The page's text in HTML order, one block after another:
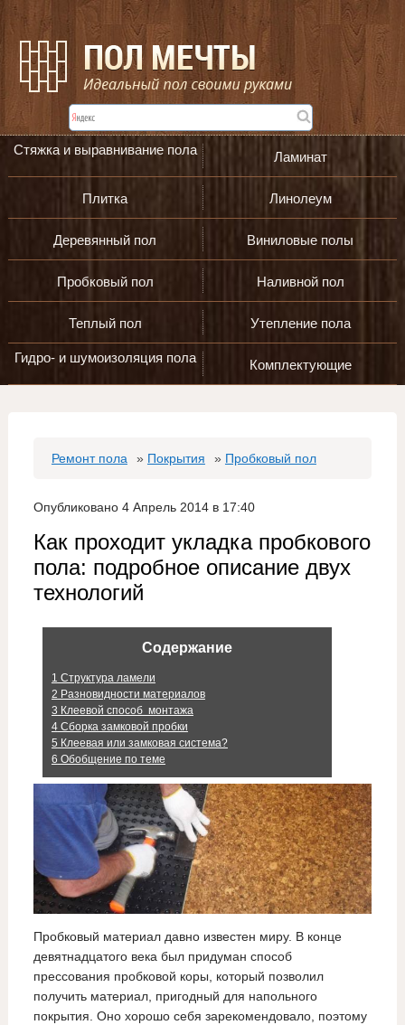
Стяжка и выравнивание пола Ламинат
Плитка Линолеум
Деревянный пол Виниловые полы
Пробковый пол Наливной пол
Теплый пол Утепление пола
Гидро- и шумоизоляция пола Комплектующие
Ремонт пола » Покрытия » Пробковый пол
Опубликовано 4 Апрель 2014 в 17:40
Как проходит укладка пробкового
пола: подробное описание двух
технологий
Содержание
1 Структура ламели
2 Разновидности материалов
3 Клеевой способ монтажа
4Сборка замковой пробки
5 Клеевая или замковая система?
6 Обобщение по теме
Пробковый материал давно известен миру. В конце
девятнадцатого века был придуман способ
прессования пробковой коры, который позволил
получить материал, пригодный для напольного
покрытия. Оно хорошо себя зарекомендовало, поэтому